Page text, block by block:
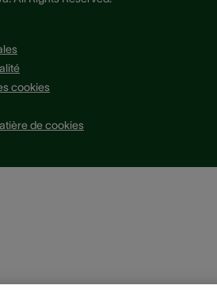
cookies
de cookies